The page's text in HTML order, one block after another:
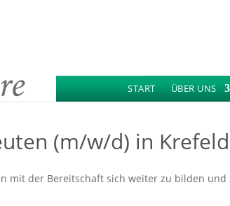
START ÜBER UNS
(m/w/d) in
mit der Bereitschaft sich weiter zu bilden